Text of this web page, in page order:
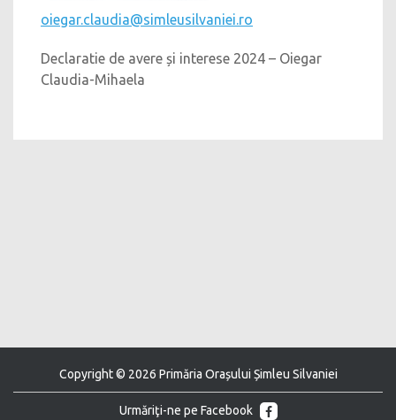
oiegar.claudia@simleusilvaniei.ro
Declaratie de avere și interese 2024 – Oiegar
Claudia-Mihaela
Copyright © 2026 Primăria Orașului Șimleu Silvaniei
Urmăriţi-ne pe Facebook